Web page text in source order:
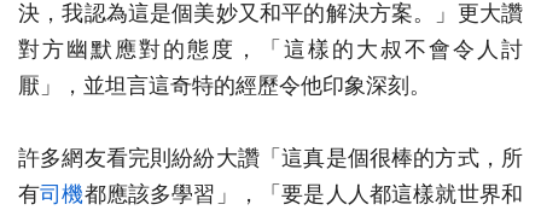
決，我認為這是個美妙又和平的解決方案。」更大讚
對方幽默應對的態度，「這樣的大叔不會令人討
厭」，並坦言這奇特的經歷令他印象深刻。
許多網友看完則紛紛大讚「這真是個很棒的方式，所
有司機都應該多學習」，「要是人人都這樣就世界和